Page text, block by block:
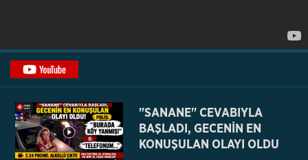
"SANANE" CEVABIYLA
BAŞLADI, GECENİN EN
KONUŞULAN OLAYI OLDU